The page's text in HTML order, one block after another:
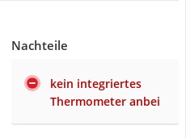
Nachteile
kein integriertes
Thermometer anbei